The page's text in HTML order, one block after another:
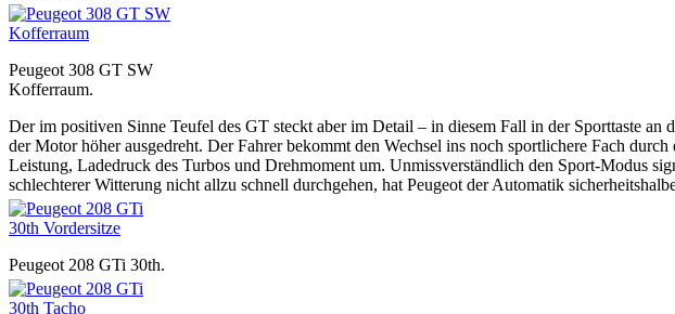
Peugeot 308 GT SW
Kofferraum.
Der im positiven Sinne Teufel des GT steckt aber im Detail – in diesem Fall in der Sporttaste
der Motor höher ausgedreht. Der Fahrer bekommt den Wechsel ins noch sportlichere Fach
Leistung, Ladedruck des Turbos und Drehmoment um. Unmissverständlich den Sport-Modus
schlechterer Witterung nicht allzu schnell durchgehen, hat Peugeot der Automatik
Peugeot 208 GTi 30th.